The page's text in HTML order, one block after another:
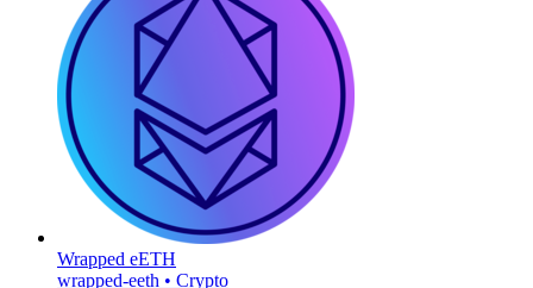
Wrapped eETH
wrapped-eeth • Crypto